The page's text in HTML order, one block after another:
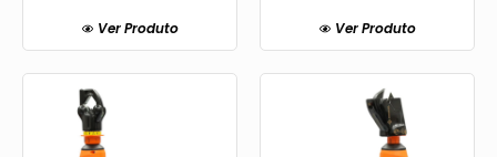
Ver Produto Ver Produto